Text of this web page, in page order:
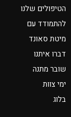
הטיפולים שלנו
להתמודד עם
מיטת סאונד
דברו איתנו
שובר מתנה
ימי צוות
בלוג